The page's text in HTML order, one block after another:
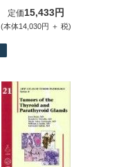
定価15,433円
(本体14,030円 ＋ 税)